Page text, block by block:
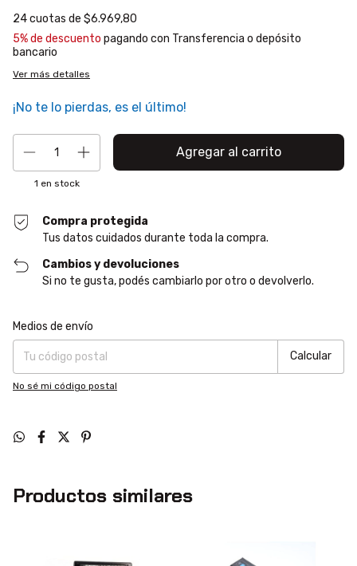
24cuotas de $6.969,80
5% de descuento pagando con Transferencia o depósito
bancario
Ver más detalles
¡No te lo pierdas, es el último!
1 en stock
Compra protegida
Tus datos cuidados durante toda la compra.
Cambios y devoluciones
Si no te gusta, podés cambiarlo por otro o devolverlo.
Entregas para el CP:
Medios de envío
Calcular
No sé mi código postal
Productos similares